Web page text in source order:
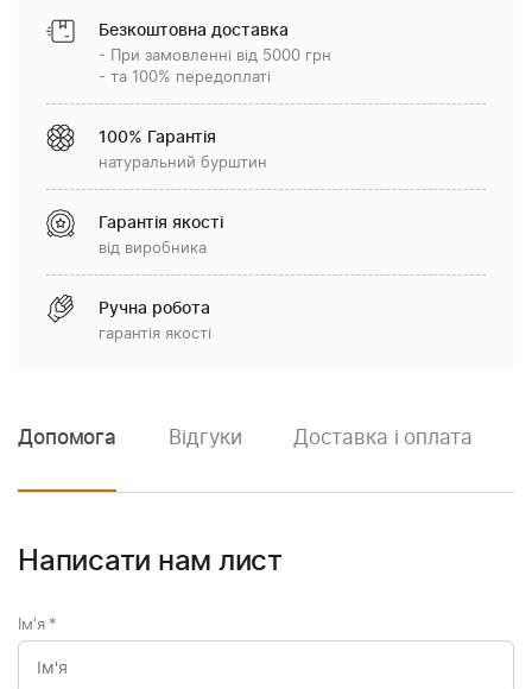
Безкоштовна доставка
- При замовленні від 5000 грн
- та 100% передоплаті
100% Гарантія
натуральний бурштин
Гарантія якості
від виробника
Ручна робота
гарантія якості
Допомога Відгуки Доставка і оплата
Написати нам лист
Ім'я *